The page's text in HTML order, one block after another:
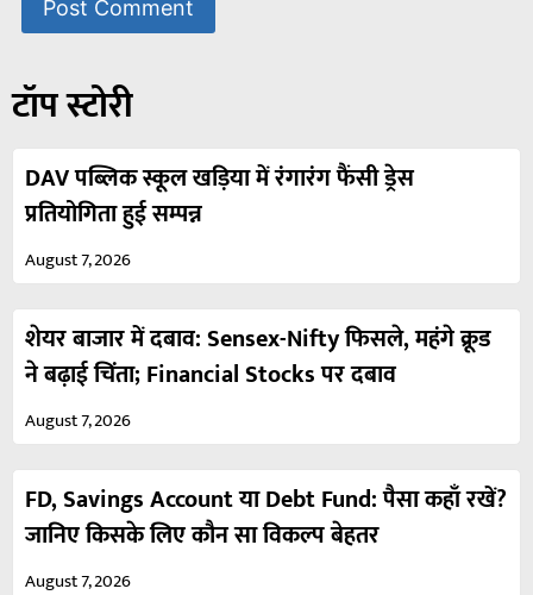
टॉप स्टोरी
DAV पब्लिक स्कूल खड़िया में रंगारंग फैंसी ड्रेस
प्रतियोगिता हुई सम्पन्न
August 7, 2026
शेयर बाजार में दबाव: Sensex-Nifty फिसले, महंगे क्रूड
ने बढ़ाई चिंता; Financial Stocks पर दबाव
August 7, 2026
FD, Savings Account या Debt Fund: पैसा कहाँ रखें?
जानिए किसके लिए कौन सा विकल्प बेहतर
August 7, 2026